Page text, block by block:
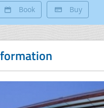
Book Buy